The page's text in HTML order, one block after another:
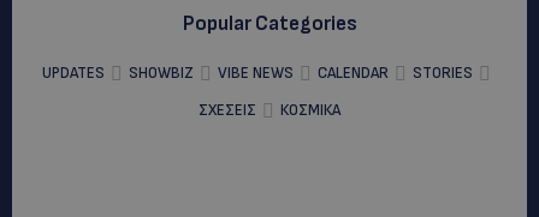
Popular Categories
UPDATES SHOWBIZ VIBE NEWS CALENDAR
STORIES
ΣΧΕΣΕΙΣ
ΚΟΣΜΙΚΑ